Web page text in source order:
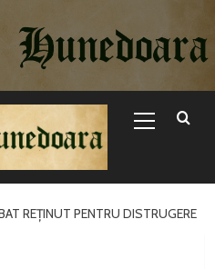
Menu
REȚINUT PENTRU DISTRUGERE